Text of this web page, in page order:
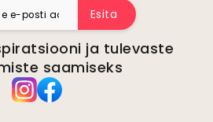
Esita
ja tulevaste
saamiseks